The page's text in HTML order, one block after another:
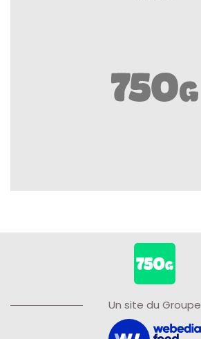
Un site du Groupe